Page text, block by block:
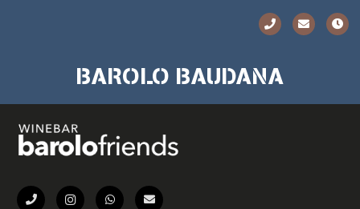
BAROLO BAUDANA